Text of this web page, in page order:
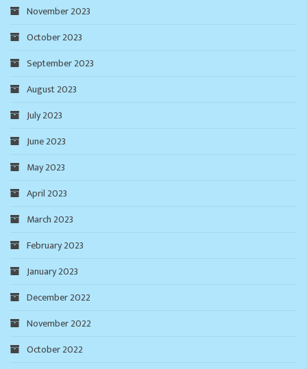
November 2023
October 2023
September 2023
August 2023
July 2023
June 2023
May 2023
April 2023
March 2023
February 2023
January 2023
December 2022
November 2022
October 2022